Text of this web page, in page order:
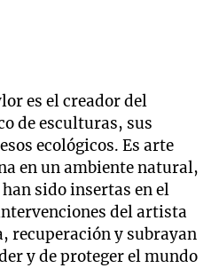
es el creador del
de esculturas, sus
ecológicos. Es arte
en un ambiente natural,
sido insertas en el
del artista
recuperación y subrayan
y de proteger el mundo